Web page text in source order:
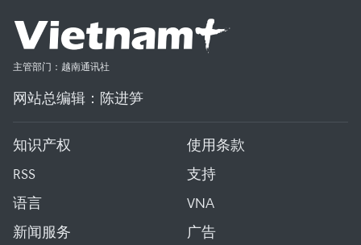
主管部门：越南通讯社
网站总编辑：陈进笋
知识产权
使用条款
RSS
支持
语言
VNA
新闻服务
广告